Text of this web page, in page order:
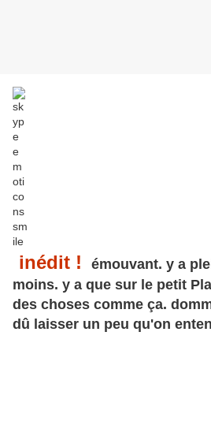
inédit !
émouvant. y a
moins. y a que sur le petit
des choses comme ça.
dû laisser un peu qu'on